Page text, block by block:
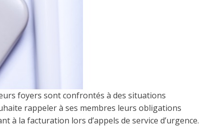
foyers sont confrontés à des situations
rappeler à ses membres leurs obligations
à la facturation lors d’appels de service d’urgence.